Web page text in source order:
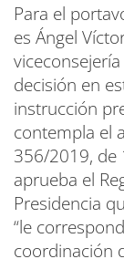
Para el
es Ángel
decisión en
instrucción
contempla el
356/2019, de
aprueba el
Presidencia
“le
coordinación